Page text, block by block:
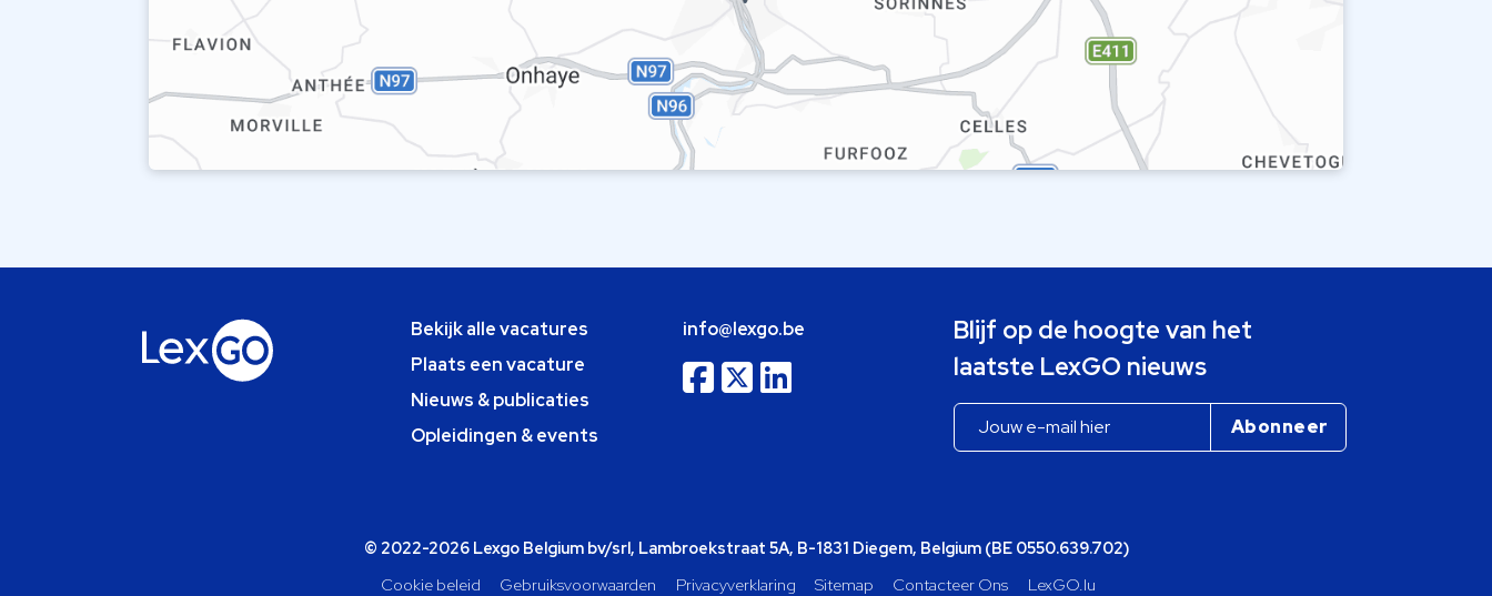
Bekijk alle vacatures
Plaats een vacature
Nieuws & publicaties
Opleidingen & events
info@lexgo.be
Blijf op de hoogte van het
laatste LexGO nieuws
© 2022-2026 Lexgo Belgium bv/srl, Lambroekstraat 5A, B-1831 Diegem, Belgium (BE 0550.639.702)
Cookie beleid
Gebruiksvoorwaarden Privacyverklaring Sitemap Contacteer Ons LexGO.lu